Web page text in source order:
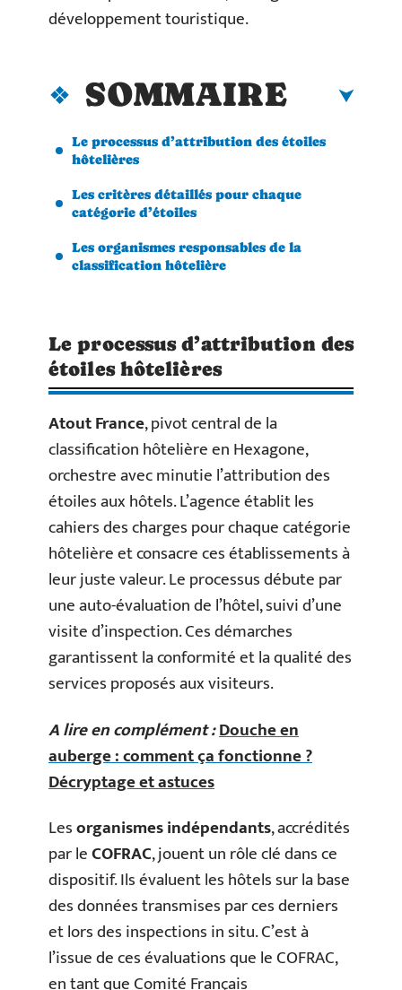
développement touristique.
SOMMAIRE
Le processus d’attribution des étoiles
hôtelières
Les critères détaillés pour chaque
catégorie d’étoiles
Les organismes responsables de la
classification hôtelière
Le processus d’attribution des
étoiles hôtelières
Atout France, pivot central de la
classification hôtelière en Hexagone,
orchestre avec minutie l’attribution des
étoiles aux hôtels. L’agence établit les
cahiers des charges pour chaque catégorie
hôtelière et consacre ces établissements à
leur juste valeur. Le processus débute par
une auto-évaluation de l’hôtel, suivi d’une
visite d’inspection. Ces démarches
garantissent la conformité et la qualité des
services proposés aux visiteurs.
A lire en complément :Douche en
auberge : comment ça fonctionne ?
Décryptage et astuces
Lesorganismes indépendants, accrédités
par leCOFRAC, jouent un rôle clé dans ce
dispositif. Ils évaluent les hôtels sur la base
des données transmises par ces derniers
et lors des inspections in situ. C’est à
l’issue de ces évaluations que le COFRAC,
en tant que Comité Français